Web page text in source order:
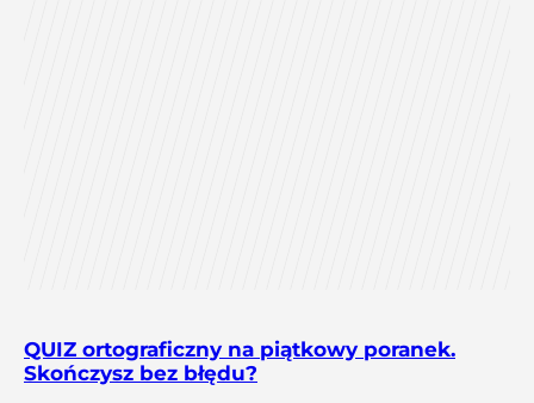
QUIZ ortograficzny na piątkowy poranek.
Skończysz bez błędu?